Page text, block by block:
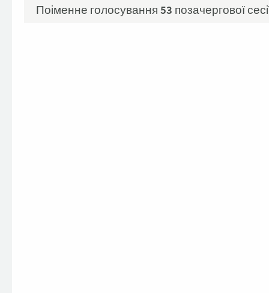
Поіменне голосування 53 позачергової